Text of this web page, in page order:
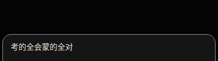
考的全会蒙的全对